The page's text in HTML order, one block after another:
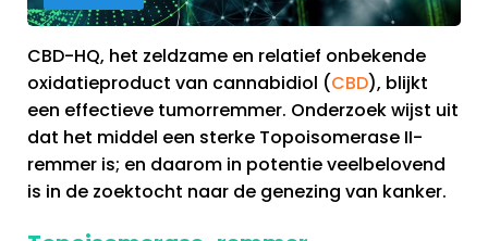
CBD-HQ, het zeldzame en relatief onbekende
oxidatieproduct van cannabidiol (CBD), blijkt
een effectieve tumorremmer. Onderzoek wijst uit
dat het middel een sterke Topoisomerase II-
remmer is; en daarom in potentie veelbelovend
is in de zoektocht naar de genezing van kanker.